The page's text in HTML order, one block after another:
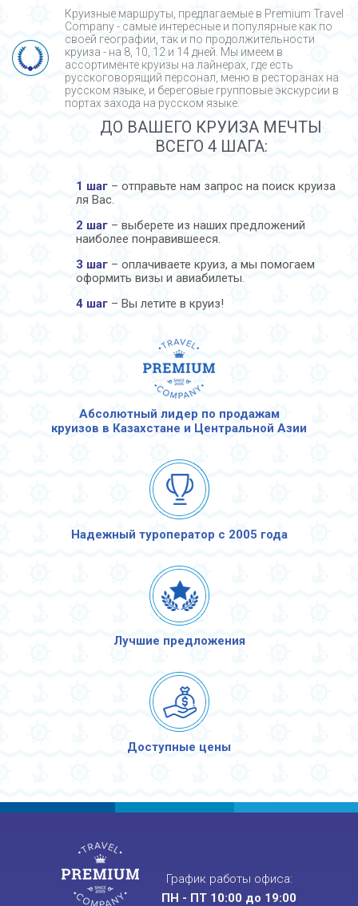
Круизные маршруты, предлагаемые в Premium Travel
Company - cамые интересные и популярные как по
своей географии, так и по продолжительности
круиза - на 8, 10, 12 и 14 дней. Мы имеем в
ассортименте круизы на лайнерах, где есть
русскоговорящий персонал, меню в ресторанах на
русском языке, и береговые групповые экскурсии в
портах захода на русском языке.
ДО ВАШЕГО КРУИЗА МЕЧТЫ
ВСЕГО 4 ШАГА:
1 шаг – отправьте нам запрос на поиск круиза
ля Вас.
2 шаг – выберете из наших предложений
наиболее понравившееся.
3 шаг – оплачиваете круиз, а мы помогаем
оформить визы и авиабилеты.
4 шаг – Вы летите в круиз!
Абсолютный лидер по продажам
круизов в Казахстане и Центральной Азии
Надежный туроператор с 2005 года
Лучшие предложения
Доступные цены
График работы офиса:
ПН - ПТ 10:00 до 19:00